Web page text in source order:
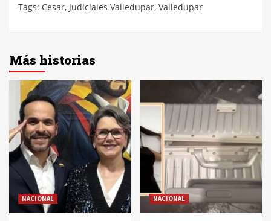
Tags: Cesar, Judiciales Valledupar, Valledupar
Más historias
NACIONAL NACIONAL